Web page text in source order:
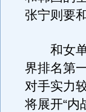
张宁则要
和女单
界排名第
对手实力
将展开“内